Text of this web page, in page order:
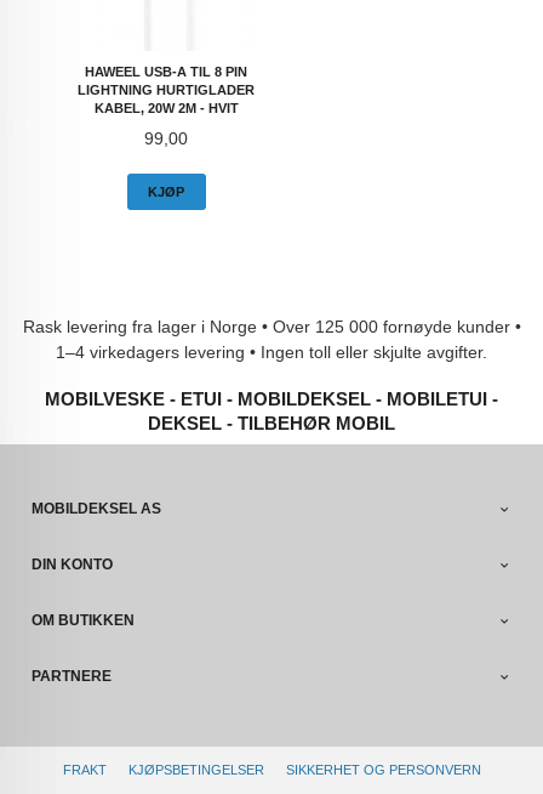
HAWEEL USB-A TIL 8 PIN
LIGHTNING HURTIGLADER
KABEL, 20W 2M - HVIT
Pris
99,00
KJØP
Rask levering fra lager i Norge • Over 125 000 fornøyde kunder •
1–4 virkedagers levering • Ingen toll eller skjulte avgifter.
MOBILVESKE - ETUI - MOBILDEKSEL - MOBILETUI -
DEKSEL - TILBEHØR MOBIL
MOBILDEKSEL AS
DIN KONTO
OM BUTIKKEN
PARTNERE
FRAKT KJØPSBETINGELSER SIKKERHET OG PERSONVERN